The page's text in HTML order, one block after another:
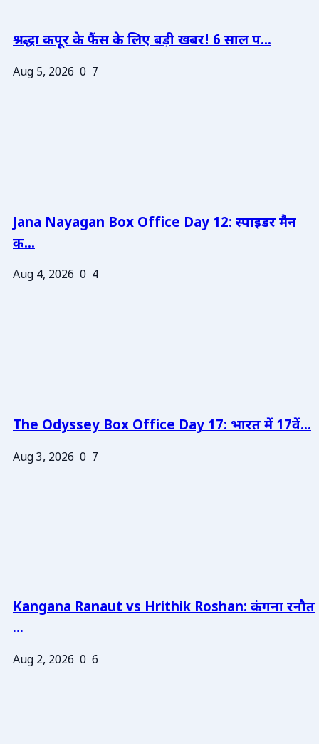
श्रद्धा कपूर के फैंस के लिए बड़ी खबर! 6 साल प...
Aug 5, 2026 0 7
Jana Nayagan Box Office Day 12: स्पाइडर मैन
क...
Aug 4, 2026 0 4
The Odyssey Box Office Day 17: भारत में 17वें...
Aug 3, 2026 0 7
Kangana Ranaut vs Hrithik Roshan: कंगना रनौत
...
Aug 2, 2026 0 6